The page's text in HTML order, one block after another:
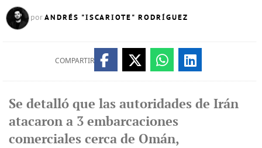
por ANDRÉS "ISCARIOTE" RODRÍGUEZ
COMPARTIR
Se detalló que las autoridades de Irán
atacaron a 3 embarcaciones
comerciales cerca de Omán,